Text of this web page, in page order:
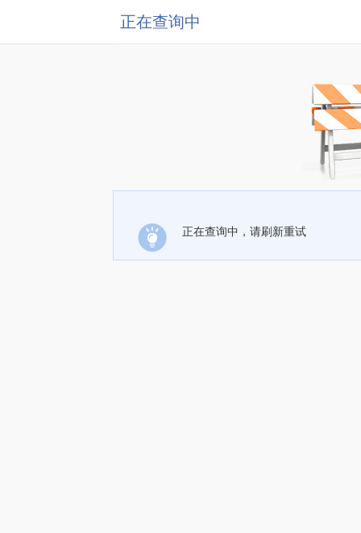
正在查询中
正在查询中，请刷新重试